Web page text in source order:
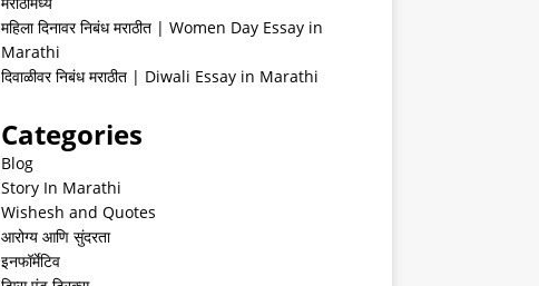
महिला दिनावर निबंध मराठीत | Women Day Essay in
Marathi
दिवाळीवर निबंध मराठीत | Diwali Essay in Marathi
Categories
Blog
Story In Marathi
Wishesh and Quotes
आरोग्य आणि सुंदरता
इनफॉर्मेटिव